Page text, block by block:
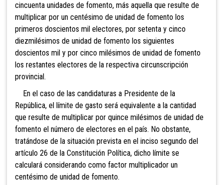
cincuenta unidades de fomento, más aquella que resulte de
multiplicar por un centésimo de unidad de fomento los
primeros doscientos mil electores, por setenta y cinco
diezmilésimos de unidad de fomento los siguientes
doscientos mil y por cinco milésimos de unidad de fomento
los restantes electores de la respectiva circunscripción
provincial.
En el caso de las candidaturas a Presidente de la
República, el límite de gasto será equivalente a la cantidad
que resulte de multiplicar por quince milésimos de unidad de
fomento el número de electores en el país. No obstante,
tratándose de la situación prevista en el inciso segundo del
artículo 26 de la Constitución Política, dicho límite se
calculará considerando como factor multiplicador un
centésimo de unidad de fomento.